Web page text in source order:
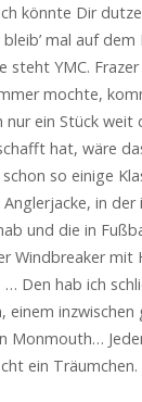
könnte Dir
mal auf
steht YMC.
mochte,
nur ein Stück weit
hat, wäre
so einige
in der
und die in
Windbreaker
… Den hab ich
einem inzwischen
Monmouth…
ein Träumchen.